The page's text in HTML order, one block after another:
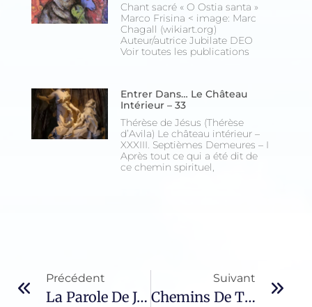
Chant sacré « O Ostia santa »
Marco Frisina < image: Marc
Chagall (wikiart.org)
Auteur/autrice Jubilate DEO
Voir toutes les publications
Entrer Dans… Le Château
Intérieur – 33
Thérèse de Jésus (Thérèse
d’Avila) Le château intérieur –
XXXIII. Septièmes Demeures – I
Après tout ce qui a été dit de
ce chemin spirituel,
Précédent
La Parole De Jésus – 8 / La Foi – III
Suivant
Chemins De Traverse – 733 / Laurent Gaudé